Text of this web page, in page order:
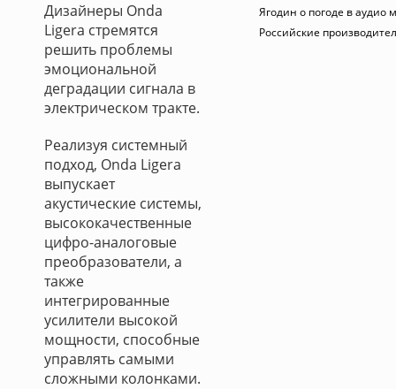
Дизайнеры Onda
Ligera стремятся
решить проблемы
эмоциональной
деградации сигнала в
электрическом тракте.
Реализуя системный
подход, Onda Ligera
выпускает
акустические системы,
высококачественные
цифро-аналоговые
преобразователи, а
также
интегрированные
усилители высокой
мощности, способные
управлять самыми
сложными колонками.
Ягодин о погоде в аудио
Российские